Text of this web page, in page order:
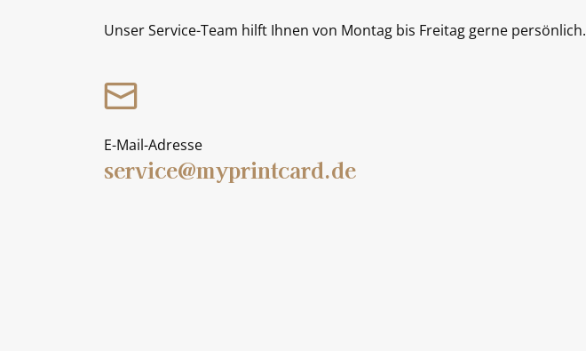
Unser Service-Team hilft Ihnen von Montag bis Freitag gerne persönlich.
E-Mail-Adresse
service@myprintcard.de